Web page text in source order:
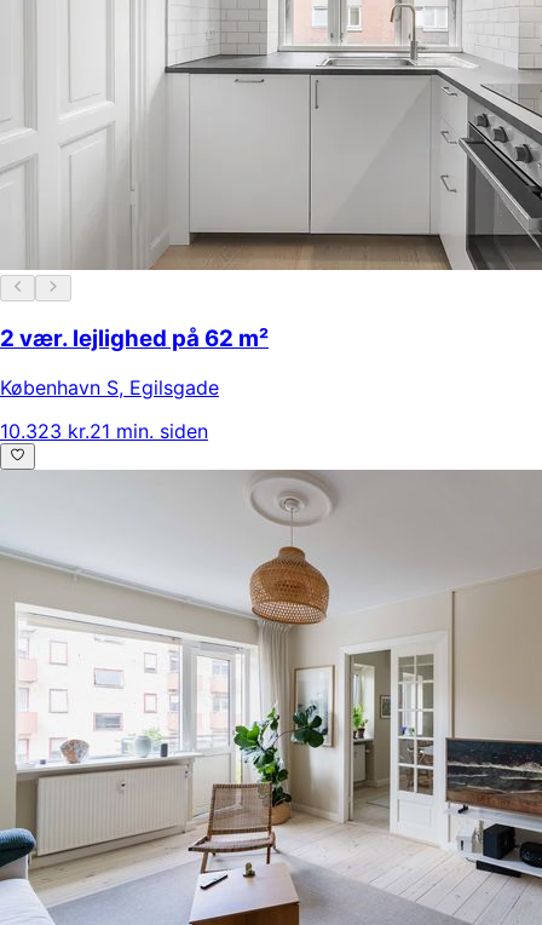
2 vær. lejlighed på 62 m²
København S, Egilsgade
10.323 kr.21 min. siden